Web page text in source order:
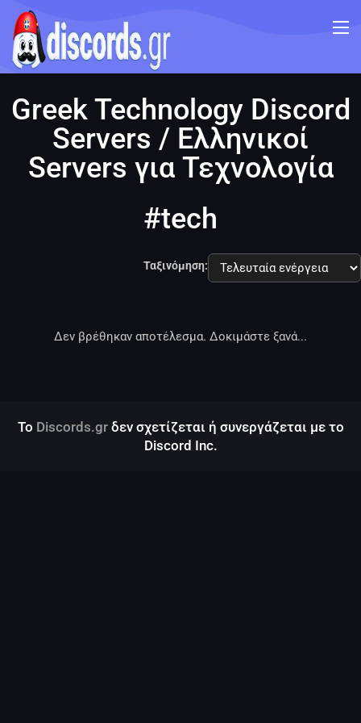
Greek Technology Discord
Servers / Ελληνικοί
Servers για Τεχνολογία
#tech
Ταξινόμηση:
Δεν βρέθηκαν αποτέλεσμα. Δοκιμάστε ξανά...
Το Discords.grδεν σχετίζεται ή συνεργάζεται με το
Discord Inc.